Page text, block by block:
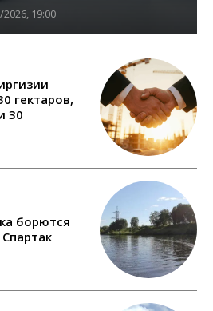
19:00
гектаров,
30
борются